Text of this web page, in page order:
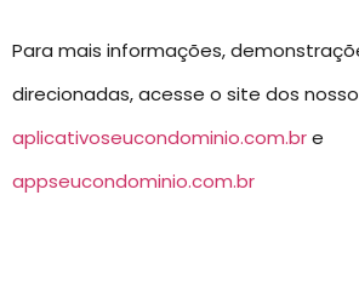
Para mais informações,
direcionadas, acesse o site dos
aplicativoseucondominio.com.bre
appseucondominio.com.br